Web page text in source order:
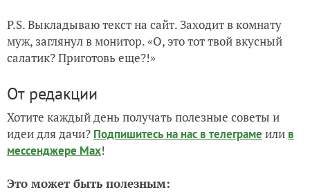
P.S. Выкладываю текст на сайт. Заходит в комнату
муж, заглянул в монитор. «О, это тот твой вкусный
салатик? Приготовь еще?!»
От редакции
Хотите каждый день получать полезные советы и
идеи для дачи? Подпишитесь на нас в телеграме или в
мессенджере Max!
Это может быть полезным: